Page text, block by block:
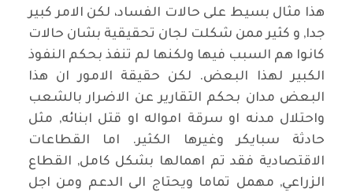
هذا مثال بسيط على حالات الفساد، لكن الامر كبير
جدا, و كثير ممن شكلت لجان تحقيقية بشان حالات
كانوا هم السبب فيها ولكنها لم تنفذ بحكم النفوذ
الكبير لهذا البعض. لكن حقيقة الامور ان هذا
البعض مدان بحكم التقارير عن الاضرار بالشعب
واحتلال مدنه او سرقة امواله او قتل ابنائه, مثل
حادثة سبايكر وغيرها الكثير. اما القطاعات
الاقتصادية فقد تم اهمالها بشكل كامل, القطاع
الزراعي, مهمل تماما ويحتاج الى الدعم ومن اجل